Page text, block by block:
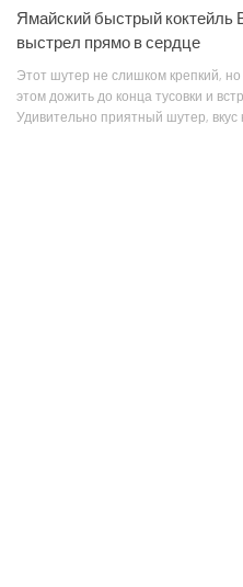
Ямайский быстрый
выстрел прямо в сердце
Этот шутер не слишком крепкий,
этом дожить до конца тусовки и
Удивительно приятный шутер, вкус